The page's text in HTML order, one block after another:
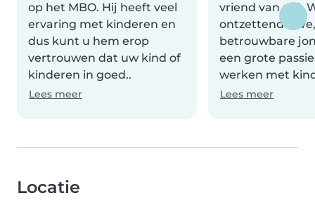
op het MBO. Hij heeft veel
ervaring met kinderen en
dus kunt u hem erop
vertrouwen dat uw kind of
kinderen in goed..
Lees meer
vriend van mij.
ontzettend
betrouwbare
een grote
werken met
Lees meer
Locatie